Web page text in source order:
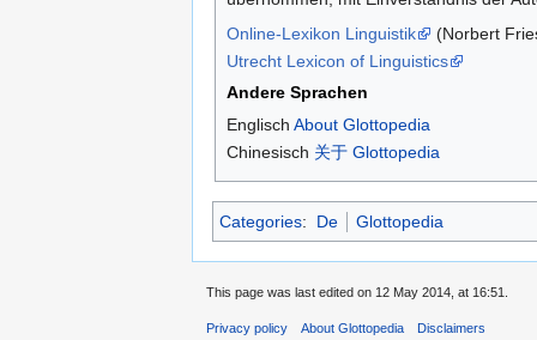
Online-Lexikon Linguistik
(Norbert
Utrecht Lexicon of Linguistics
Andere Sprachen
Englisch About Glottopedia
Chinesisch 关于 Glottopedia
Categories: De Glottopedia
This page was last edited on 12 May 2014, at 16:51.
Privacy policy About Glottopedia Disclaimers